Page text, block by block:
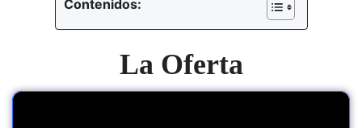
Contenidos:
La Oferta